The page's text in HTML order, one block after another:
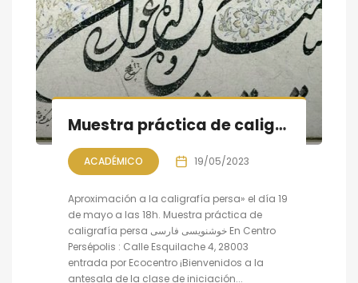
Muestra práctica de caligrafía persa, sesión V
ACADÉMICO 19/05/2023
Aproximación a la caligrafía persa» el día 19
de mayo a las 18h. Muestra práctica de
caligrafía persa خوشنویسی فارسی En Centro
Persépolis : Calle Esquilache 4, 28003
entrada por Ecocentro ¡Bienvenidos a la
antesala de la clase de iniciación...